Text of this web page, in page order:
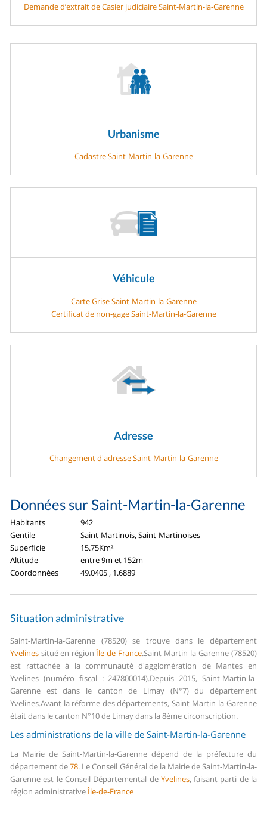
Demande d’extrait de Casier judiciaire Saint-Martin-la-Garenne
Urbanisme
Cadastre Saint-Martin-la-Garenne
Véhicule
Carte Grise Saint-Martin-la-Garenne
Certificat de non-gage Saint-Martin-la-Garenne
Adresse
Changement d'adresse Saint-Martin-la-Garenne
Données sur Saint-Martin-la-Garenne
Habitants
942
Gentile
Saint-Martinois, Saint-Martinoises
Superficie
15.75Km²
Altitude
entre 9m et 152m
Coordonnées
49.0405 , 1.6889
Situation administrative
Saint-Martin-la-Garenne (78520) se trouve dans le département
Yvelines situé en régionÎle-de-France.Saint-Martin-la-Garenne (78520)
est rattachée à la communauté d'agglomération de Mantes en
Yvelines (numéro fiscal : 247800014).Depuis 2015, Saint-Martin-la-
Garenne est dans le canton de Limay (N°7) du département
Yvelines.Avant la réforme des départements, Saint-Martin-la-Garenne
était dans le canton N°10 de Limay dans la 8ème circonscription.
Les administrations de la ville de Saint-Martin-la-Garenne
La Mairie de Saint-Martin-la-Garenne dépend de la préfecture du
département de78. Le Conseil Général de la Mairie de Saint-Martin-la-
Garenne est le Conseil Départemental de Yvelines, faisant parti de la
région administrativeÎle-de-France